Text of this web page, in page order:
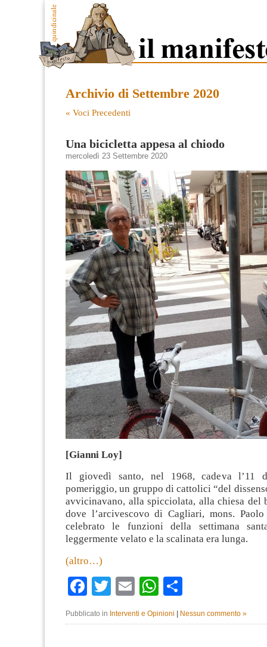
Archivio di Settembre 2020
« Voci Precedenti
Una bicicletta appesa al chiodo
mercoledì 23 Settembre 2020
[Gianni Loy]
Il giovedì santo, nel 1968, cadeva
pomeriggio, un gruppo di cattolici “del
avvicinavano, alla spicciolata, alla chiesa del
dove l’arcivescovo di Cagliari, mons.
celebrato le funzioni della settimana
leggermente velato e la scalinata era lunga.
(altro…)
Facebook
TwitterEmailWhatsApp
Pubblicato in Interventi e Opinioni | Nessun commento »